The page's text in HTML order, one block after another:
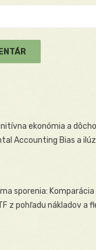
ekonómia a
Accounting Bias a
sporenia:
z pohľadu nákladov a